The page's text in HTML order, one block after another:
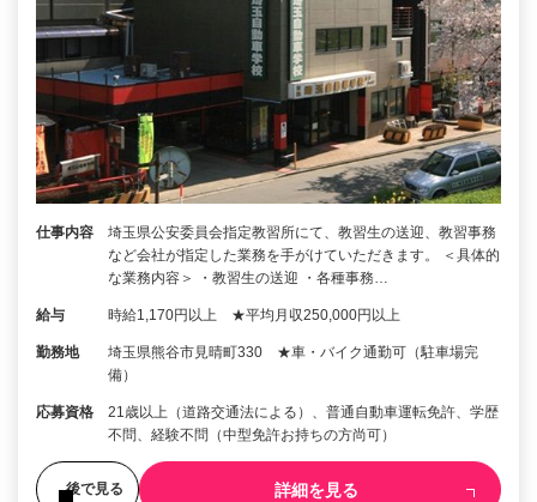
仕事内容
埼玉県公安委員会指定教習所にて、教習生の送迎、教習事務
など会社が指定した業務を手がけていただきます。 ＜具体的
な業務内容＞ ・教習生の送迎 ・各種事務…
給与 時給1,170円以上 ★平均月収250,000円以上
勤務地
埼玉県熊谷市見晴町330 ★車・バイク通勤可（駐車場完
備）
応募資格
21歳以上（道路交通法による）、普通自動車運転免許、学歴
不問、経験不問（中型免許お持ちの方尚可）
後で見る 詳細を見る